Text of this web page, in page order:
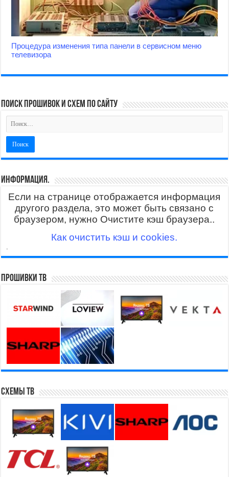
Процедура изменения типа панели в сервисном меню
телевизора
поиск прошивок и схем по сайту
Информация.
Если на странице отображается информация
другого раздела, это может быть связано с
браузером, нужно Очистите кэш браузера..
Как очистить кэш и cookies.
.
Прошивки ТВ
Схемы ТВ